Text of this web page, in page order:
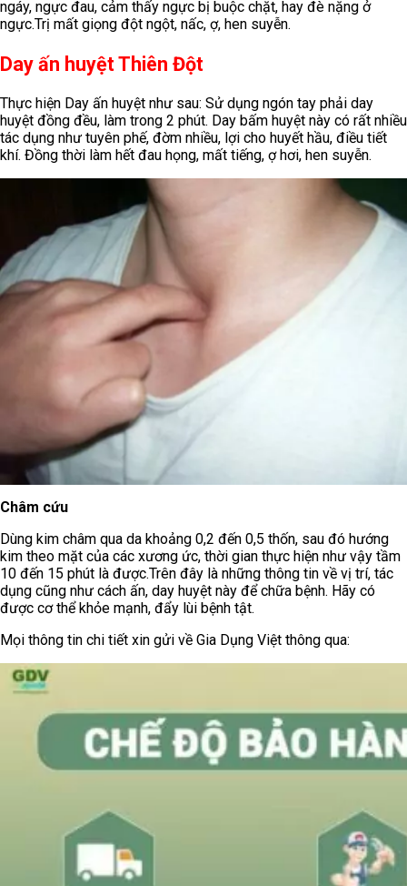
ngáy, ngực đau, cảm thấy ngực bị buộc chặt, hay đè nặng ở
ngực.Trị mất giọng đột ngột, nấc, ợ, hen suyễn.
Day ấn huyệt Thiên Đột
Thực hiện Day ấn huyệt như sau: Sử dụng ngón tay phải day
huyệt đồng đều, làm trong 2 phút. Day bấm huyệt này có rất nhiều
tác dụng như tuyên phế, đờm nhiều, lợi cho huyết hầu, điều tiết
khí. Đồng thời làm hết đau họng, mất tiếng, ợ hơi, hen suyễn.
Châm cứu
Dùng kim châm qua da khoảng 0,2 đến 0,5 thốn, sau đó hướng
kim theo mặt của các xương ức, thời gian thực hiện như vậy tầm
10 đến 15 phút là được.Trên đây là những thông tin về vị trí, tác
dụng cũng như cách ấn, day huyệt này để chữa bệnh. Hãy có
được cơ thể khỏe mạnh, đẩy lùi bệnh tật.
Mọi thông tin chi tiết xin gửi về Gia Dụng Việt thông qua: